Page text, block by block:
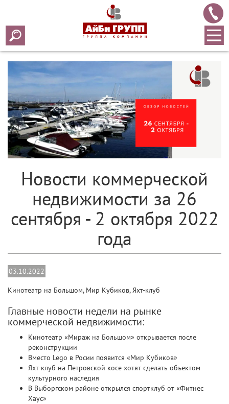
Array ( [0] => 2022 [1] => 10 [2] => 03 [3] => 634 )
Новости коммерческой
недвижимости за 26
сентября - 2 октября 2022
года
03.10.2022
Кинотеатр на Большом, Мир Кубиков, Яхт-клуб
Главные новости недели на рынке
коммерческой недвижимости:
Кинотеатр «Мираж на Большом» открывается после
реконструкции
Вместо Lego в Росии появится «Мир Кубиков»
Яхт-клуб на Петровской косе хотят сделать объектом
культурного наследия
В Выборгском районе открылся спортклуб от «Фитнес
Хаус»